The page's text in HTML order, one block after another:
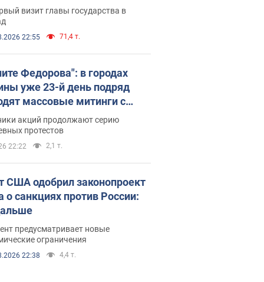
визит главы государства в
22:55 71,4 т.
Федорова": в городах
уже 23-й день подряд
массовые митинги с
Фото и видео
акций продолжают серию
протестов
22:22 2,1 т.
США одобрил законопроект
о санкциях против России:
предусматривает новые
ограничения
22:38 4,4 т.